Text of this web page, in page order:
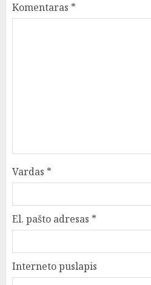
Komentaras *
Vardas *
El. pašto adresas *
Interneto puslapis